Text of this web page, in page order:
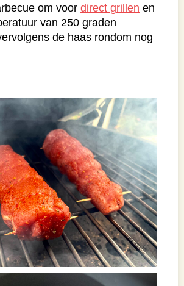
om voor direct grillen en
van 250 graden
de haas rondom nog